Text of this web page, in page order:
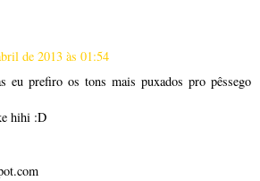
de 2013 às 01:54
eu prefiro os tons mais puxados pro pêssego
hihi :D